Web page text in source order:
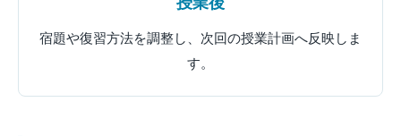
宿題や復習方法を調整し、次回の授業計画へ反映しま
す。